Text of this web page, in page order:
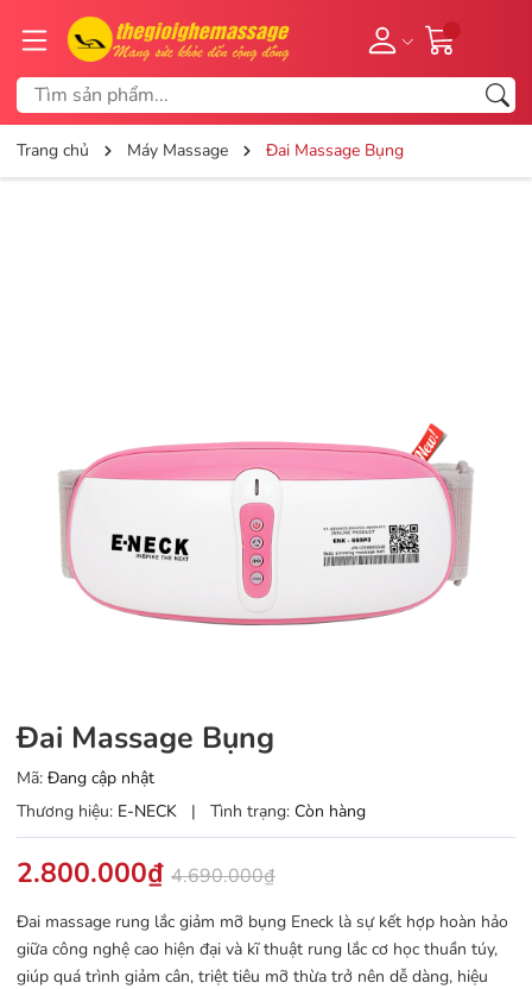
Trang chủ Máy Massage Đai Massage Bụng
Đai Massage Bụng
Mã: Đang cập nhật
Thương hiệu: E-NECK | Tình trạng: Còn hàng
2.800.000₫ 4.690.000₫
Đai massage rung lắc giảm mỡ bụng Eneck là sự kết hợp hoàn hảo
giữa công nghệ cao hiện đại và kĩ thuật rung lắc cơ học thuần túy,
giúp quá trình giảm cân, triệt tiêu mỡ thừa trở nên dễ dàng, hiệu